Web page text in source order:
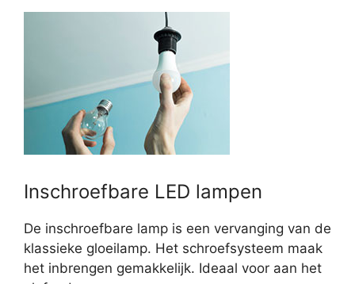
Inschroefbare LED lampen
De inschroefbare lamp is een vervanging van de
klassieke gloeilamp. Het schroefsysteem maak
het inbrengen gemakkelijk. Ideaal voor aan het